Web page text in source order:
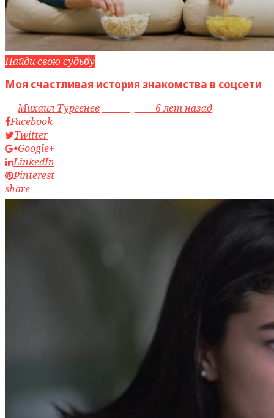
Найди свою судьбу
Моя счастливая история знакомства в соцсети
byМихаил Тургенев
6 лет назад
Facebook
Twitter
Google+
LinkedIn
Pinterest
share